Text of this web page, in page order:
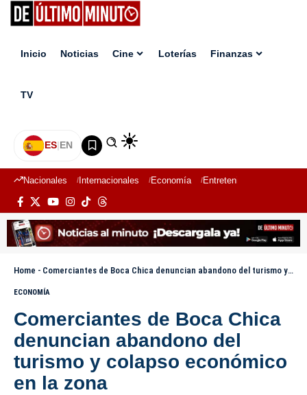
Inicio Noticias Cine Loterías Finanzas
TV
ES|EN
Nacionales Internacionales Economía Entretenimiento
Home - Comerciantes de Boca Chica denuncian abandono del turismo y colapso económico en la zona
ECONOMÍA
Comerciantes de Boca Chica
denuncian abandono del
turismo y colapso económico
en la zona